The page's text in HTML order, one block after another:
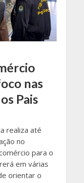
nas
Pais
realiza até
no
para o
em várias
orientar o